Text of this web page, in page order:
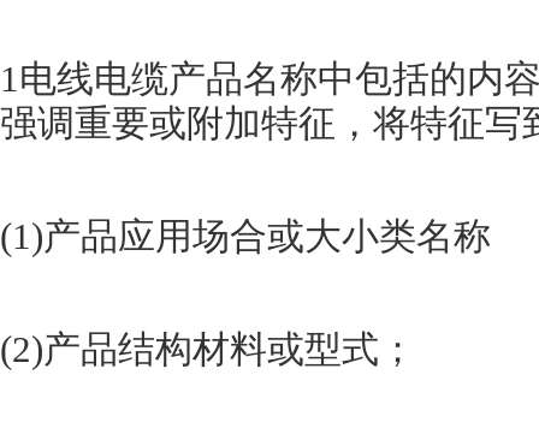
1电线电缆产品名称中包括的内
强调重要或附加特征，将特征
(1)产品应用场合或大小类名称
(2)产品结构材料或型式；